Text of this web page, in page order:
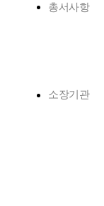
총서사항
소장기관